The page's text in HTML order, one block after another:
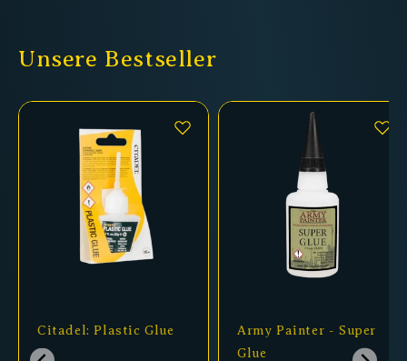
Unsere Bestseller
Citadel: Plastic Glue
Army Painter - Super
Glue